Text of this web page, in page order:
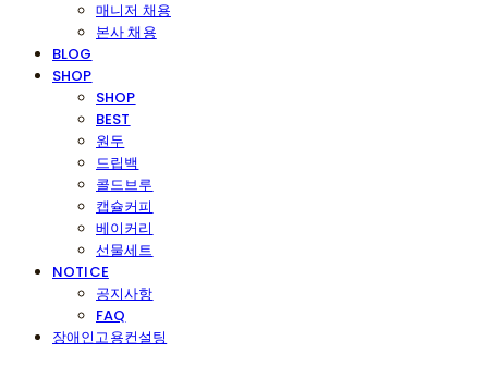
매니저 채용
본사 채용
BLOG
SHOP
SHOP
BEST
원두
드립백
콜드브루
캡슐커피
베이커리
선물세트
NOTICE
공지사항
FAQ
장애인고용컨설팅